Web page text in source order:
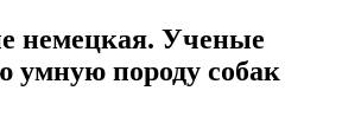
немецкая. Ученые
умную породу собак